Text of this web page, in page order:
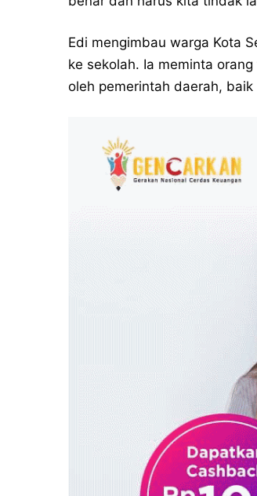
Edi mengimbau warga Kota
ke sekolah. Ia meminta
oleh pemerintah daerah,